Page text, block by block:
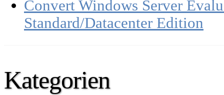
Convert Windows Server
Standard/Datacenter Edition
Kategorien